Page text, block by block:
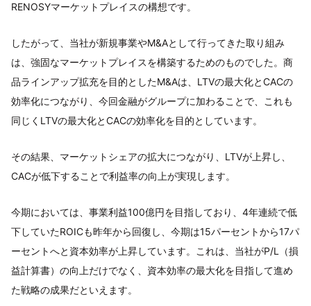
RENOSYマーケットプレイスの構想です。
したがって、当社が新規事業やM&Aとして行ってきた取り組み
は、強固なマーケットプレイスを構築するためのものでした。商
品ラインアップ拡充を目的としたM&Aは、LTVの最大化とCACの
効率化につながり、今回金融がグループに加わることで、これも
同じくLTVの最大化とCACの効率化を目的としています。
その結果、マーケットシェアの拡大につながり、LTVが上昇し、
CACが低下することで利益率の向上が実現します。
今期においては、事業利益100億円を目指しており、4年連続で低
下していたROICも昨年から回復し、今期は15パーセントから17パ
ーセントへと資本効率が上昇しています。これは、当社がP/L（損
益計算書）の向上だけでなく、資本効率の最大化を目指して進め
た戦略の成果だといえます。